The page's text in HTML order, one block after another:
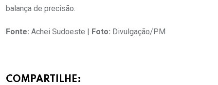
balança de precisão.
Fonte: Achei Sudoeste | Foto: Divulgação/PM
COMPARTILHE: